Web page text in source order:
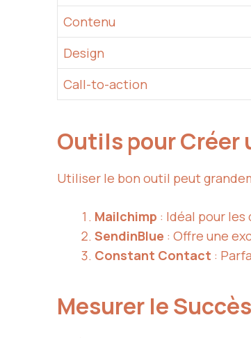
Contenu
Design
Call-to-action
Outils pour Créer
Utiliser le bon outil peut
Mailchimp : Idéal pour
SendinBlue : Offre une
Constant Contact :
Mesurer le Succès